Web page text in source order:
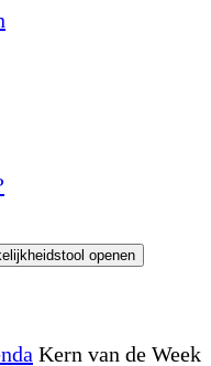
openen
Kern van de Week